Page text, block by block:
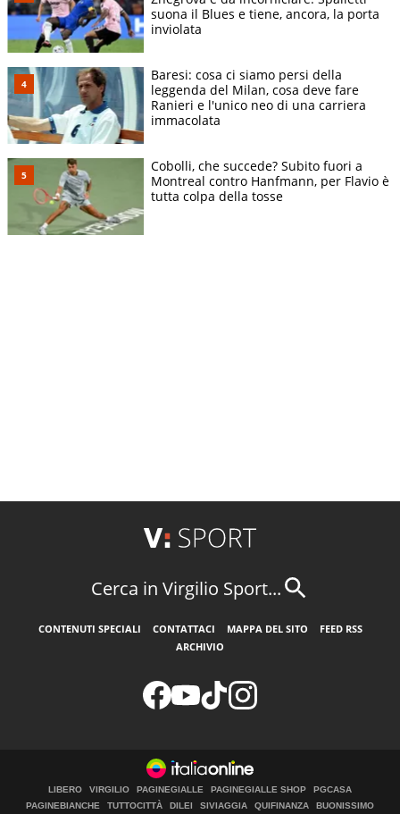
suona il Blues e tiene, ancora, la porta
inviolata
Baresi: cosa ci siamo persi della
leggenda del Milan, cosa deve fare
Ranieri e l'unico neo di una carriera
immacolata
Cobolli, che succede? Subito fuori a
Montreal contro Hanfmann, per Flavio è
tutta colpa della tosse
Cerca in Virgilio Sport...
CONTENUTI SPECIALI CONTATTACI MAPPA DEL SITO
FEED RSS
ARCHIVIO
LIBERO VIRGILIO PAGINEGIALLE PAGINEGIALLE SHOP
PGCASA
PAGINEBIANCHE
TUTTOCITTÀ DILEI SIVIAGGIA QUIFINANZA BUONISSIMO